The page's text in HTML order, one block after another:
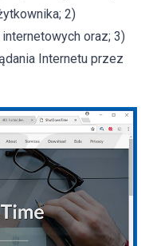
2)
oraz; 3)
Internetu przez